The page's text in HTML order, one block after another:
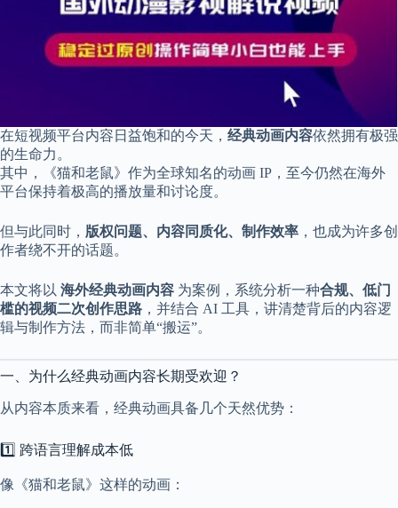
系
我
资
隐
私
政
策
P
h
y
s
A
d
e
s
在短视频平台内容日益饱和的今天， 经典动画内容依然拥有极强
的生命力。
其中，《猫和老鼠》作为全球知名的动画 IP，至今仍然在海外
平台保持着极高的播放量和讨论度。
但与此同时， 版权问题、内容同质化、制作效率 ，也成为许多创
作者绕不开的话题。
本文将以 海外经典动画内容 为案例，系统分析一种合规、低门
槛的视频二次创作思路 ，并结合 AI 工具，讲清楚背后的内容逻
辑与制作方法，而非简单“搬运”。
一、为什么经典动画内容长期受欢迎？
从内容本质来看，经典动画具备几个天然优势：
1️⃣ 跨语言理解成本低
像《猫和老鼠》这样的动画：